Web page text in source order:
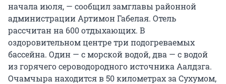
начала июля, — сообщил замглавы районной
администрации Артимон Габелая. Отель
рассчитан на 600 отдыхающих. В
оздоровительном центре три подогреваемых
бассейна. Один — с морской водой, два — с водой
из горячего сероводородного источника Аалдзга.
Очамчыра находится в 50 километрах за Сухумом,